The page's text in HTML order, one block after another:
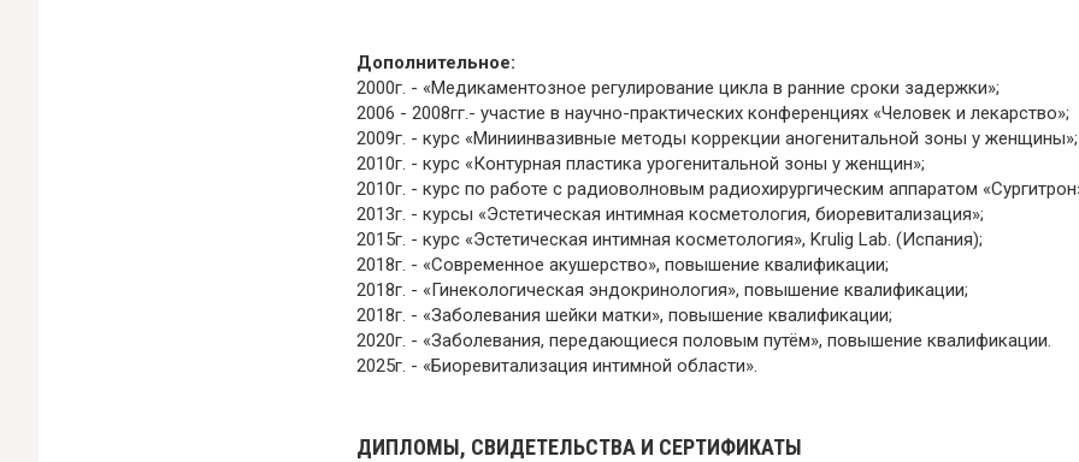
Дополнительное:
2000г. - «Медикаментозное регулирование цикла в ранние сроки задержки»;
2006 - 2008гг.- участие в научно-практических конференциях «Человек и лекарство»;
2009г. - курс «Миниинвазивные методы коррекции аногенитальной зоны у женщины»;
2010г. - курс «Контурная пластика урогенитальной зоны у женщин»;
2010г. - курс по работе с радиоволновым радиохирургическим аппаратом
2013г. - курсы «Эстетическая интимная косметология, биоревитализация»;
2015г. - курс «Эстетическая интимная косметология», Krulig Lab. (Испания);
2018г. - «Современное акушерство», повышение квалификации;
2018г. - «Гинекологическая эндокринология», повышение квалификации;
2018г. - «Заболевания шейки матки», повышение квалификации;
2020г. - «Заболевания, передающиеся половым путём», повышение квалификации.
2025г. - «Биоревитализация интимной области».
ДИПЛОМЫ, СВИДЕТЕЛЬСТВА И СЕРТИФИКАТЫ